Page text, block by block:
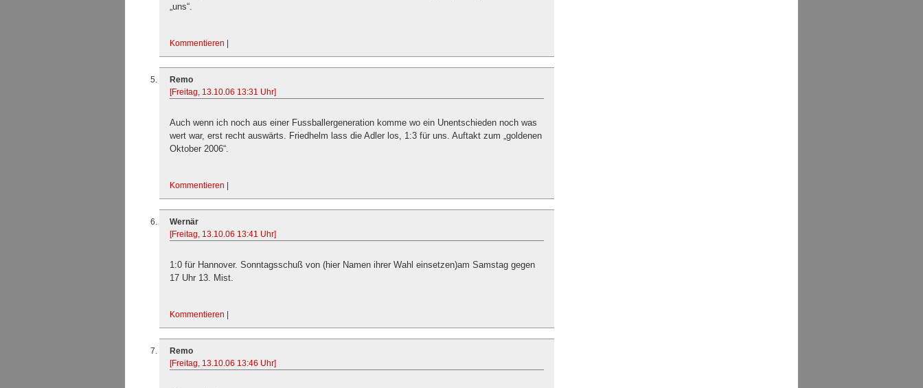
„uns“.
Kommentieren
Remo
[Freitag, 13.10.06 13:31 Uhr]
Auch wenn ich noch aus einer Fussballergeneration komme wo ein Unentschieden noch was
wert war, erst recht auswärts. Friedhelm lass die Adler los, 1:3 für uns. Auftakt zum „goldenen
Oktober 2006“.
Kommentieren
Wernär
[Freitag, 13.10.06 13:41 Uhr]
1:0 für Hannover. Sonntagsschuß von (hier Namen ihrer Wahl einsetzen)am Samstag gegen
17 Uhr 13. Mist.
Kommentieren
Remo
[Freitag, 13.10.06 13:46 Uhr]